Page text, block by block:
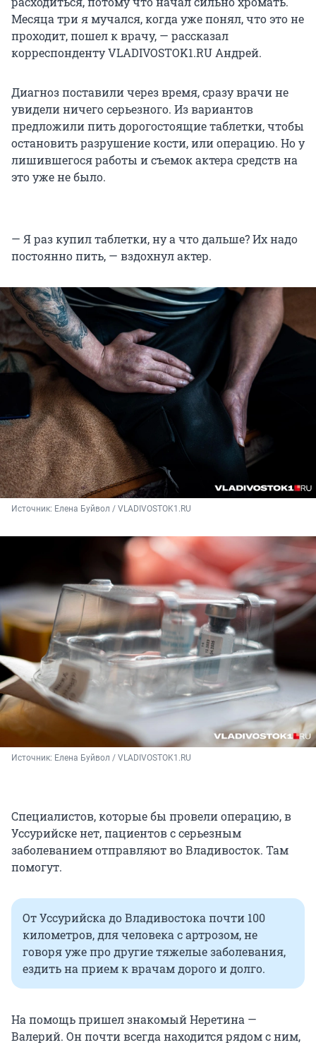
Месяца три я мучался, когда уже понял, что это не
проходит, пошел к врачу, — рассказал
корреспонденту VLADIVOSTOK1.RU Андрей.
Диагноз поставили через время, сразу врачи не
увидели ничего серьезного. Из вариантов
предложили пить дорогостоящие таблетки, чтобы
остановить разрушение кости, или операцию. Но у
лишившегося работы и съемок актера средств на
это уже не было.
— Я раз купил таблетки, ну а что дальше? Их надо
постоянно пить, — вздохнул актер.
Источник: Елена Буйвол / VLADIVOSTOK1.RU
Источник: Елена Буйвол / VLADIVOSTOK1.RU
Специалистов, которые бы провели операцию, в
Уссурийске нет, пациентов с серьезным
заболеванием отправляют во Владивосток. Там
помогут.
От Уссурийска до Владивостока почти 100
километров, для человека с артрозом, не
говоря уже про другие тяжелые заболевания,
ездить на прием к врачам дорого и долго.
На помощь пришел знакомый Неретина —
Валерий. Он почти всегда находится рядом с ним,